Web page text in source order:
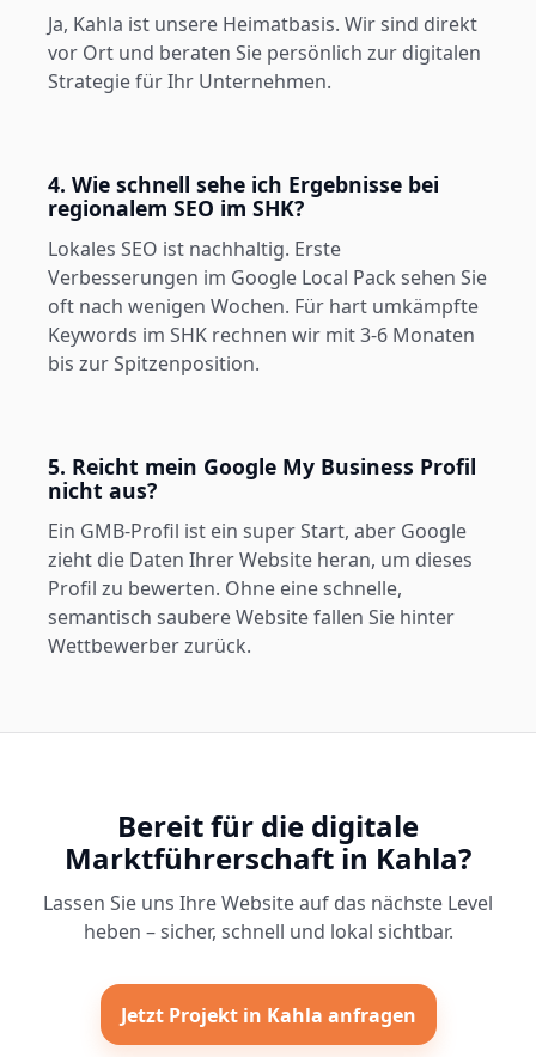
Ja, Kahla ist unsere Heimatbasis. Wir sind direkt
vor Ort und beraten Sie persönlich zur digitalen
Strategie für Ihr Unternehmen.
4. Wie schnell sehe ich Ergebnisse bei
regionalem SEO im SHK?
Lokales SEO ist nachhaltig. Erste
Verbesserungen im Google Local Pack sehen Sie
oft nach wenigen Wochen. Für hart umkämpfte
Keywords im SHK rechnen wir mit 3-6 Monaten
bis zur Spitzenposition.
5. Reicht mein Google My Business Profil
nicht aus?
Ein GMB-Profil ist ein super Start, aber Google
zieht die Daten Ihrer Website heran, um dieses
Profil zu bewerten. Ohne eine schnelle,
semantisch saubere Website fallen Sie hinter
Wettbewerber zurück.
Bereit für die digitale
Marktführerschaft in Kahla?
Lassen Sie uns Ihre Website auf das nächste Level
heben – sicher, schnell und lokal sichtbar.
Jetzt Projekt in Kahla anfragen